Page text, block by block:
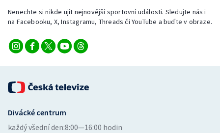
Nenechte si nikde ujít nejnovější sportovní události. Sledujte nás i
na Facebooku, X, Instagramu, Threads či YouTube a buďte v obraze.
Divácké centrum
každý všední den:8:00—16:00 hodin